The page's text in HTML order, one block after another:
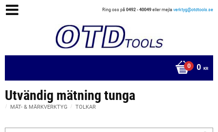
Ring oss på0492 - 40049eller mejlaverktyg@otdtools.se
0 KR
Utvändig mätning tunga
MÄT- & MÄRKVERKTYG TOLKAR